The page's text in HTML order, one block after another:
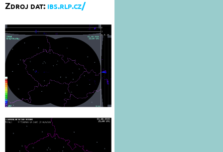
Zdroj dat: ibs.rlp.cz/